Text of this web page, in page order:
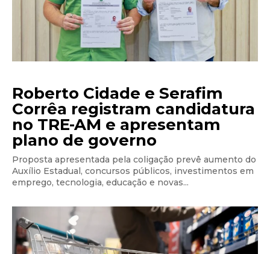
Roberto Cidade e Serafim
Corrêa registram candidatura
no TRE-AM e apresentam
plano de governo
Proposta apresentada pela coligação prevê aumento do
Auxílio Estadual, concursos públicos, investimentos em
emprego, tecnologia, educação e novas...